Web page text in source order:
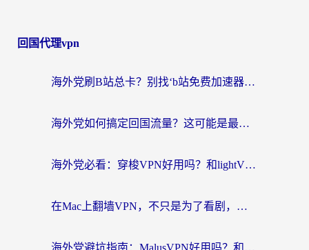
回国代理vpn
海外党刷B站总卡？别找‘b站免费加速器’了，这篇指南让你无缝访问国内资源
海外党如何搞定回国流量？这可能是最实在的一篇指南
海外党必看：穿梭VPN好用吗？和lightVPN对比哪个回国效果更好？附匈牙利留学生实测攻略
在Mac上翻墙VPN，不只是为了看剧，更是为了那份熟悉的连接感
海外党避坑指南：MalusVPN好用吗？和快帆VPN哪个好？+ 3款加速器实测对比